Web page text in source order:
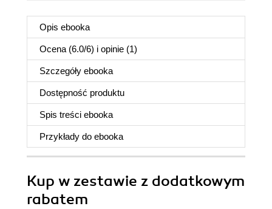
Opis ebooka
Ocena (6.0/6) i opinie (1)
Szczegóły ebooka
Dostępność produktu
Spis treści ebooka
Przykłady do ebooka
Kup w zestawie z dodatkowym
rabatem